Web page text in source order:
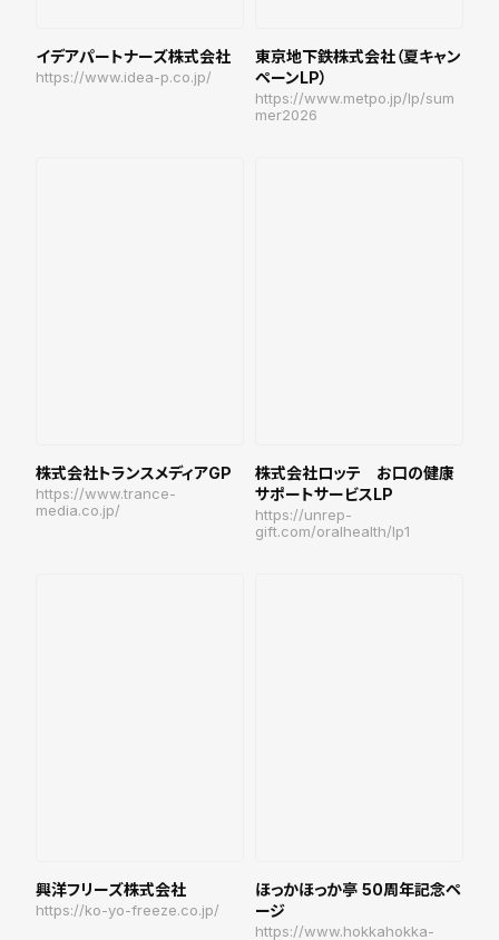
イデアパートナーズ株式会社
https://www.idea-p.co.jp/
東京地下鉄株式会社（夏キャン
ペーンLP）
https://www.metpo.jp/lp/sum
mer2026
株式会社トランスメディアGP
https://www.trance-
media.co.jp/
株式会社ロッテ お口の健康
サポートサービスLP
https://unrep-
gift.com/oralhealth/lp1
興洋フリーズ株式会社
https://ko-yo-freeze.co.jp/
ほっかほっか亭 50周年記念ペ
ージ
https://www.hokkahokka-